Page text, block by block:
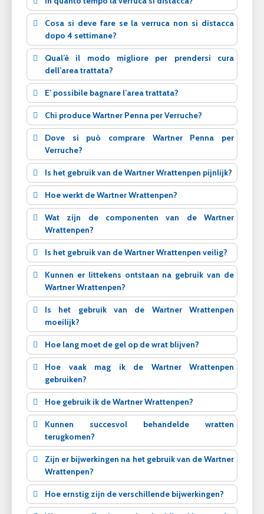
Cosa si deve fare se la verruca non si distacca
dopo 4 settimane?
Qual’è il modo migliore per prendersi cura
dell’area trattata?
E’ possibile bagnare l’area trattata?
Chi produce Wartner Penna per Verruche?
Dove si può comprare Wartner Penna per
Verruche?
Is het gebruik van de Wartner Wrattenpen pijnlijk?
Hoe werkt de Wartner Wrattenpen?
Wat zijn de componenten van de Wartner
Wrattenpen?
Is het gebruik van de Wartner Wrattenpen veilig?
Kunnen er littekens ontstaan na gebruik van de
Wartner Wrattenpen?
Is het gebruik van de Wartner Wrattenpen
moeilijk?
Hoe lang moet de gel op de wrat blijven?
Hoe vaak mag ik de Wartner Wrattenpen
gebruiken?
Hoe gebruik ik de Wartner Wrattenpen?
Kunnen succesvol behandelde wratten
terugkomen?
Zijn er bijwerkingen na het gebruik van de Wartner
Wrattenpen?
Hoe ernstig zijn de verschillende bijwerkingen?